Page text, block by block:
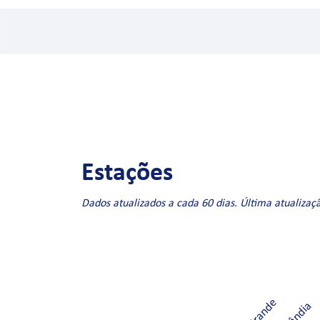
Estações
Dados atualizados a cada 60 dias. Última